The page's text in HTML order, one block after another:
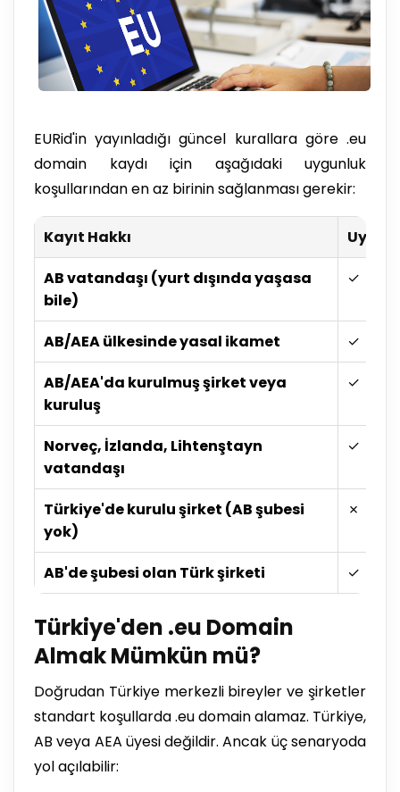
EURid'in yayınladığı güncel kurallara göre .eu
domain kaydı için aşağıdaki uygunluk
koşullarından en az birinin sağlanması gerekir:
Kayıt Hakkı
AB vatandaşı (yurt dışında yaşasa
bile)
✓
AB/AEA ülkesinde yasal ikamet
✓
AB/AEA'da kurulmuş şirket veya
kuruluş
✓
Norveç, İzlanda, Lihtenştayn
vatandaşı
✓
Türkiye'de kurulu şirket (AB şubesi
yok)
✗
AB'de şubesi olan Türk şirketi ✓
Türkiye'den .eu Domain
Almak Mümkün mü?
Doğrudan Türkiye merkezli bireyler ve şirketler
standart koşullarda .eu domain alamaz. Türkiye,
AB veya AEA üyesi değildir. Ancak üç senaryoda
yol açılabilir: